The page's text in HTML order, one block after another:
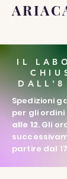
IL
DALL'8
Spedizioni
per gli
alle 12. Gli
partire dal